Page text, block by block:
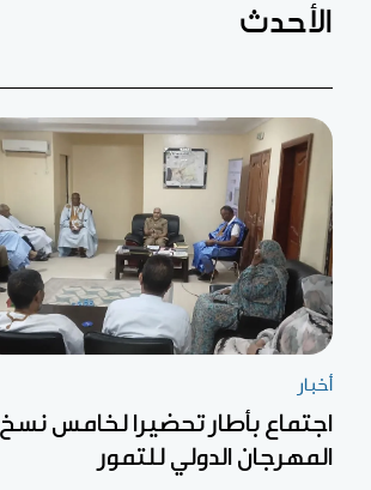
الأحدث
أخبار
اجتماع بأطار تحضيرا لخامس نسخ
المهرجان الدولي للتمور